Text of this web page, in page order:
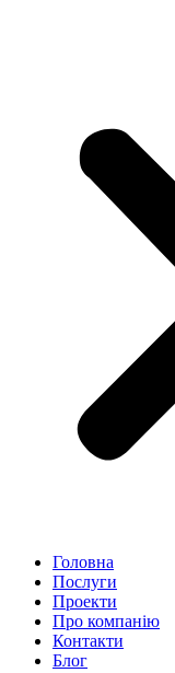
Головна
Послуги
Проекти
Про компанію
Контакти
Блог